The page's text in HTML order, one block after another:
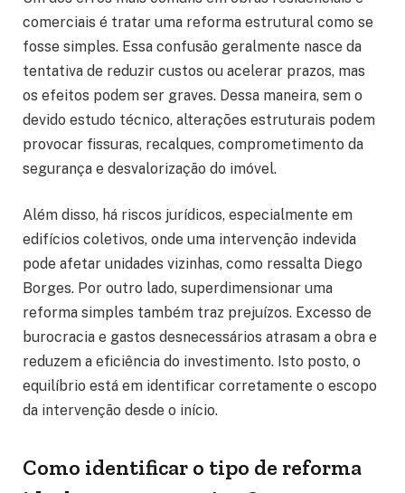
comerciais é tratar uma reforma estrutural como se
fosse simples. Essa confusão geralmente nasce da
tentativa de reduzir custos ou acelerar prazos, mas
os efeitos podem ser graves. Dessa maneira, sem o
devido estudo técnico, alterações estruturais podem
provocar fissuras, recalques, comprometimento da
segurança e desvalorização do imóvel.
Além disso, há riscos jurídicos, especialmente em
edifícios coletivos, onde uma intervenção indevida
pode afetar unidades vizinhas, como ressalta Diego
Borges. Por outro lado, superdimensionar uma
reforma simples também traz prejuízos. Excesso de
burocracia e gastos desnecessários atrasam a obra e
reduzem a eficiência do investimento. Isto posto, o
equilíbrio está em identificar corretamente o escopo
da intervenção desde o início.
Como identificar o tipo de reforma